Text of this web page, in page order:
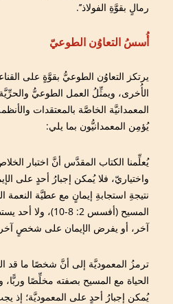
رمالٍ بقوَّةِ الفولاذ’’.
أُسسُ التعاوُن الطوعيّ
يرتكز التعاوُن الطوعيُّ بقوَّةٍ على
الأُخرى، ويمثِّلُ العمل الطوعيُّ
المعمدانيَّة الخاصَّة بالمعتقدات
يُؤمِن المعمدانيُّون بما يلي:
يُعلِّمنا الكتاب المقدَّس أنَّ اختبار
واختياريّ، فلا يُمكن إجبارُ أحدٍ على
نتيجةِ استجابةِ إيمانٍ مع عطيَّة النعمة
المسيح (أفسس 2: 8-
آخر، أو يفرض الإيمان على شخصٍ
ترمزُ المعموديَّة إلى أنَّ شخصًا ما قد
الحياة مع المسيح بصفته مخلِّصًا وربًّا،
يُمكن إجبارُ أحدٍ على المعموديَّة؛ إذ